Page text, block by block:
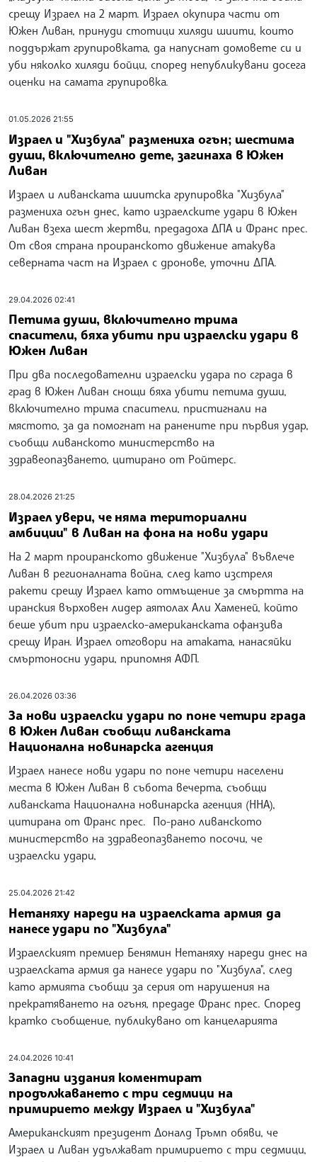
срещу Израел на 2 март. Израел окупира части от
Южен Ливан, принуди стотици хиляди шиити, които
поддържат групировката, да напуснат домовете си и
уби няколко хиляди бойци, според непубликувани досега
оценки на самата групировка.
01.05.2026 21:55
Израел и "Хизбула" размениха огън; шестима
души, включително дете, загинаха в Южен
Ливан
Израел и ливанската шиитска групировка "Хизбула"
размениха огън днес, като израелските удари в Южен
Ливан взеха шест жертви, предадоха ДПА и Франс прес.
От своя страна проиранското движение атакува
северната част на Израел с дронове, уточни ДПА.
29.04.2026 02:41
Петима души, включително трима
спасители, бяха убити при израелски удари в
Южен Ливан
При два последователни израелски удара по сграда в
град в Южен Ливан снощи бяха убити петима души,
включително трима спасители, пристигнали на
мястото, за да помогнат на ранените при първия удар,
съобщи ливанското министерство на
здравеопазването, цитирано от Ройтерс.
28.04.2026 21:25
Израел увери, че няма териториални
амбиции" в Ливан на фона на нови удари
На 2 март проиранското движение "Хизбула" въвлече
Ливан в регионалната война, след като изстреля
ракети срещу Израел като отмъщение за смъртта на
иранския върховен лидер аятолах Али Хаменей, който
беше убит при израелско-американската офанзива
срещу Иран. Израел отговори на атаката, нанасяйки
смъртоносни удари, припомня АФП.
26.04.2026 03:36
За нови израелски удари по поне четири града
в Южен Ливан съобщи ливанската
Национална новинарска агенция
Израел нанесе нови удари по поне четири населени
места в Южен Ливан в събота вечерта, съобщи
ливанската Национална новинарска агенция (ННА),
цитирана от Франс прес. По-рано ливанското
министерство на здравеопазването посочи, че
израелски удари,
25.04.2026 21:42
Нетаняху нареди на израелската армия да
нанесе удари по "Хизбула"
Израелският премиер Бенямин Нетаняху нареди днес на
израелската армия да нанесе удари по "Хизбула", след
като армията съобщи за серия от нарушения на
прекратяването на огъня, предаде Франс прес. Според
кратко съобщение, публикувано от канцеларията
24.04.2026 10:41
Западни издания коментират
продължаването с три седмици на
примирието между Израел и "Хизбула"
Американският президент Доналд Тръмп обяви, че
Израел и Ливан удължават примирието с три седмици,